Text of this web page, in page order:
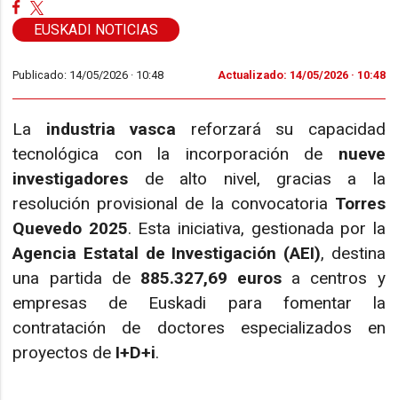
EUSKADI NOTICIAS
Publicado: 14/05/2026 · 10:48 Actualizado: 14/05/2026 · 10:48
La industria vasca reforzará su capacidad
tecnológica con la incorporación de nueve
investigadores de alto nivel, gracias a la
resolución provisional de la convocatoria Torres
Quevedo 2025. Esta iniciativa, gestionada por la
Agencia Estatal de Investigación (AEI), destina
una partida de 885.327,69 euros a centros y
empresas de Euskadi para fomentar la
contratación de doctores especializados en
proyectos de I+D+i.